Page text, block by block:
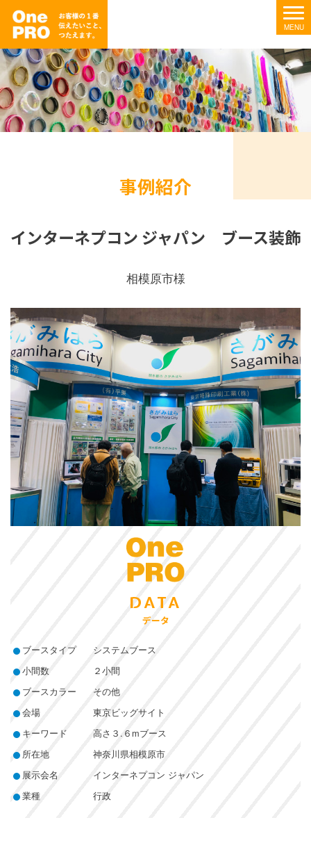
事例紹介
インターネプコン ジャパン ブース装飾
相模原市様
DATA
データ
ブースタイプ
システムブース
小間数
２小間
ブースカラー
その他
会場
東京ビッグサイト
キーワード
高さ３.６mブース
所在地
神奈川県相模原市
展示会名
インターネプコン ジャパン
業種
行政